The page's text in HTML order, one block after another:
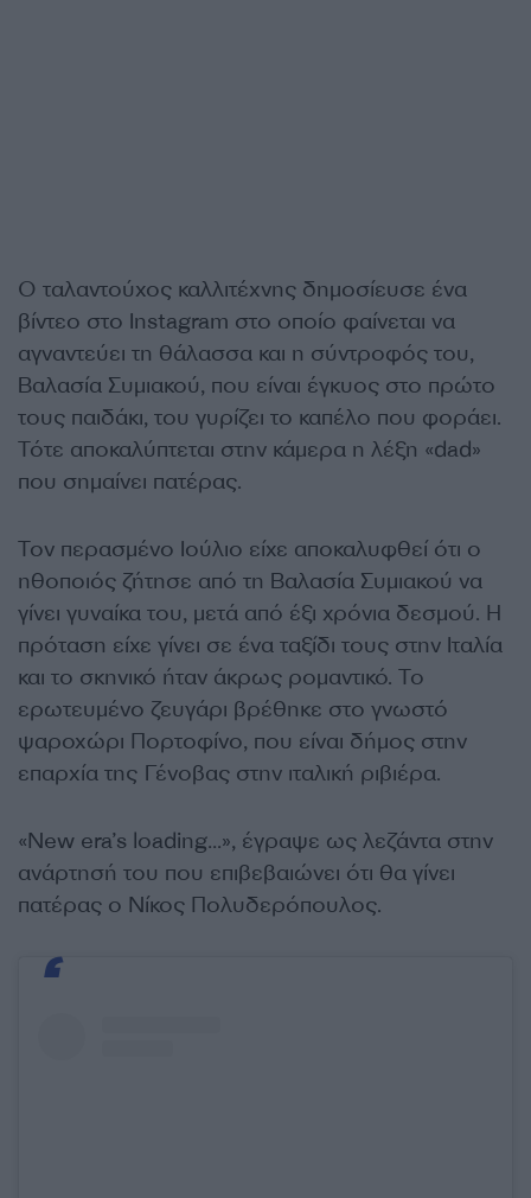
Ο ταλαντούχος καλλιτέχνης δημοσίευσε ένα
βίντεο στο Instagram στο οποίο φαίνεται να
αγναντεύει τη θάλασσα και η σύντροφός του,
Βαλασία Συμιακού, που είναι έγκυος στο πρώτο
τους παιδάκι, του γυρίζει το καπέλο που φοράει.
Τότε αποκαλύπτεται στην κάμερα η λέξη «dad»
που σημαίνει πατέρας.
Τον περασμένο Ιούλιο είχε αποκαλυφθεί ότι ο
ηθοποιός ζήτησε από τη Βαλασία Συμιακού να
γίνει γυναίκα του, μετά από έξι χρόνια δεσμού. Η
πρόταση είχε γίνει σε ένα ταξίδι τους στην Ιταλία
και το σκηνικό ήταν άκρως ρομαντικό. Το
ερωτευμένο ζευγάρι βρέθηκε στο γνωστό
ψαροχώρι Πορτοφίνο, που είναι δήμος στην
επαρχία της Γένοβας στην ιταλική ριβιέρα.
«New era’s loading…», έγραψε ως λεζάντα στην
ανάρτησή του που επιβεβαιώνει ότι θα γίνει
πατέρας ο Νίκος Πολυδερόπουλος.